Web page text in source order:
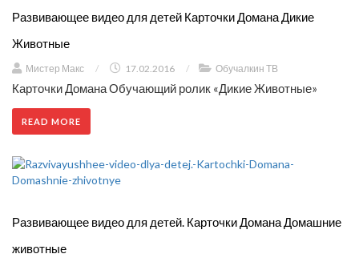
Развивающее видео для детей Карточки Домана Дикие
Животные
Мистер Макс / 17.02.2016 / Обучалкин ТВ
Карточки Домана Обучающий ролик «Дикие Животные»
READ MORE
Развивающее видео для детей. Карточки Домана Домашние
животные